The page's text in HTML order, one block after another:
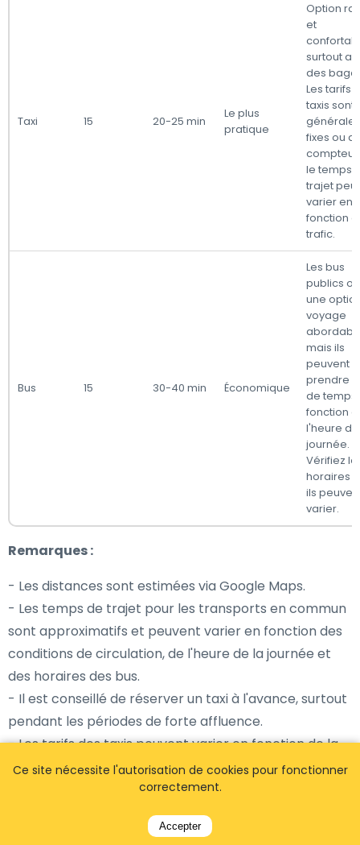
Taxi 15 20-25 min
Le plus
pratique
Option
et
surtout
des
Les tarifs
taxis sont
fixes ou
le temps
trajet peut
varier en
fonction
trafic.
Bus 15 30-40 min Économique
Les bus
publics
une
voyage
mais ils
peuvent
prendre
de temps
fonction
l'heure
journée.
Vérifiez
horaires
ils
varier.
Remarques :
- Les distances sont estimées via Google Maps.
- Les temps de trajet pour les transports en commun
sont approximatifs et peuvent varier en fonction des
conditions de circulation, de l'heure de la journée et
des horaires des bus.
- Il est conseillé de réserver un taxi à l'avance, surtout
pendant les périodes de forte affluence.
- Les tarifs des taxis peuvent varier en fonction de la
distance, du trafic et de l'heure de la journée.
Coordonnées de l'aéroport
Ce site nécessite l'autorisation de cookies pour fonctionner
correctement.
Accepter